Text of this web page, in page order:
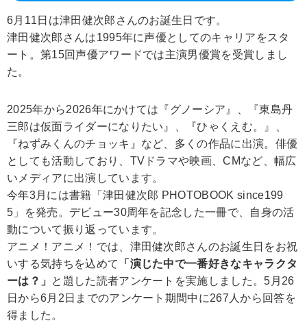
6月11日は津田健次郎さんのお誕生日です。
津田健次郎さんは1995年に声優としてのキャリアをスタ
ート。第15回声優アワードでは主演男優賞を受賞しまし
た。
2025年から2026年にかけては『グノーシア』、『東島丹
三郎は仮面ライダーになりたい』、『ひゃくえむ。』、
『ねずみくんのチョッキ』など、多くの作品に出演。俳優
としても活動しており、TVドラマや映画、CMなど、幅広
いメディアに出演しています。
今年3月には書籍「津田健次郎 PHOTOBOOK since199
5」を発売。デビュー30周年を記念した一冊で、自身の活
動について振り返っています。
アニメ！アニメ！では、津田健次郎さんのお誕生日をお祝
いする気持ちを込めて
「演じた中で一番好きなキャラクタ
ーは？」
と題した読者アンケートを実施しました。5月26
日から6月2日までのアンケート期間中に267人から回答を
得ました。